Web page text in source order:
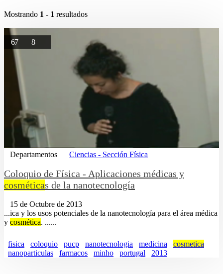
Mostrando 1 - 1 resultados
67 8
Departamentos Ciencias - Sección Física
Coloquio de Física - Aplicaciones médicas y
cosméticas de la nanotecnología
15 de Octubre de 2013
...ica y los usos potenciales de la nanotecnología para el área médica
y cosmética. ......
fisica coloquio pucp nanotecnologia medicina
cosmetica
nanoparticulas
farmacos minho portugal 2013